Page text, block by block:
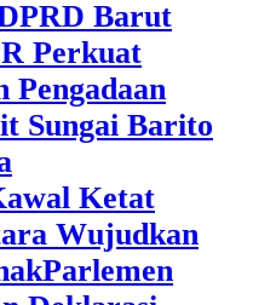
Barut
Perkuat
Sungai Barito
Ketat
Wujudkan
Parlemen